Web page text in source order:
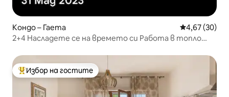
Кондо – Гаета Средна
4,67 (30)
2+4 Насладете се на времето си Работа в топло
Най-популярен избор на гостите
Избор на гостите